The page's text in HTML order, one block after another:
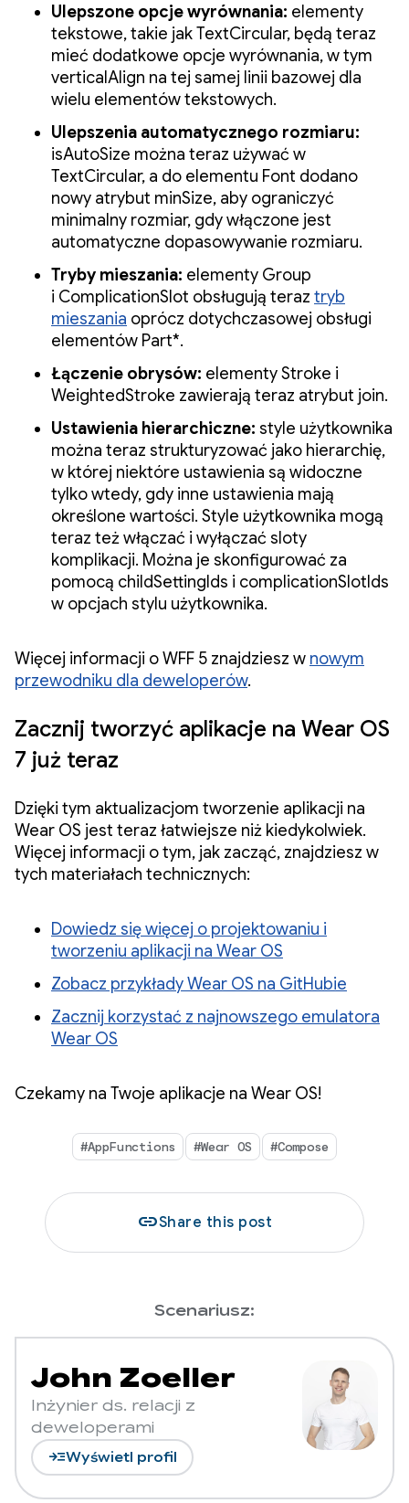
Ulepszone opcje wyrównania: elementy
tekstowe, takie jak TextCircular, będą teraz
mieć dodatkowe opcje wyrównania, w tym
verticalAlign na tej samej linii bazowej dla
wielu elementów tekstowych.
Ulepszenia automatycznego rozmiaru:
isAutoSize można teraz używać w
TextCircular, a do elementu Font dodano
nowy atrybut minSize, aby ograniczyć
minimalny rozmiar, gdy włączone jest
automatyczne dopasowywanie rozmiaru.
Tryby mieszania: elementy Group
i ComplicationSlot obsługują teraz tryb
mieszania oprócz dotychczasowej obsługi
elementów Part*.
Łączenie obrysów: elementy Stroke i
WeightedStroke zawierają teraz atrybut join.
Ustawienia hierarchiczne: style użytkownika
można teraz strukturyzować jako hierarchię,
w której niektóre ustawienia są widoczne
tylko wtedy, gdy inne ustawienia mają
określone wartości. Style użytkownika mogą
teraz też włączać i wyłączać sloty
komplikacji. Można je skonfigurować za
pomocą childSettingIds i complicationSlotIds
w opcjach stylu użytkownika.
Więcej informacji o WFF 5 znajdziesz w nowym
przewodniku dla deweloperów.
Zacznij tworzyć aplikacje na Wear OS
7 już teraz
Dzięki tym aktualizacjom tworzenie aplikacji na
Wear OS jest teraz łatwiejsze niż kiedykolwiek.
Więcej informacji o tym, jak zacząć, znajdziesz w
tych materiałach technicznych:
Dowiedz się więcej o projektowaniu i
tworzeniu aplikacji na Wear OS
Zobacz przykłady Wear OS na GitHubie
Zacznij korzystać z najnowszego emulatora
Wear OS
Czekamy na Twoje aplikacje na Wear OS!
#AppFunctions #Wear OS #Compose
linkShare this post
Scenariusz:
John Zoeller
Inżynier ds. relacji z
deweloperami
read_moreWyświetl profil